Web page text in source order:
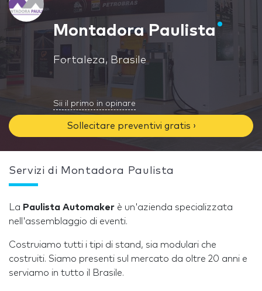
Montadora Paulista
Fortaleza, Brasile
Sii il primo in opinare
Sollecitare preventivi gratis ›
Servizi di Montadora Paulista
La Paulista Automaker è un'azienda specializzata
nell'assemblaggio di eventi.
Costruiamo tutti i tipi di stand, sia modulari che
costruiti. Siamo presenti sul mercato da oltre 20 anni e
serviamo in tutto il Brasile.